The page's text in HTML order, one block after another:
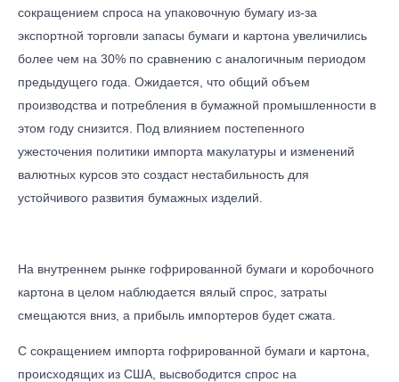
сокращением спроса на упаковочную бумагу из-за
экспортной торговли запасы бумаги и картона увеличились
более чем на 30% по сравнению с аналогичным периодом
предыдущего года. Ожидается, что общий объем
производства и потребления в бумажной промышленности в
этом году снизится. Под влиянием постепенного
ужесточения политики импорта макулатуры и изменений
валютных курсов это создаст нестабильность для
устойчивого развития бумажных изделий.
На внутреннем рынке гофрированной бумаги и коробочного
картона в целом наблюдается вялый спрос, затраты
смещаются вниз, а прибыль импортеров будет сжата.
С сокращением импорта гофрированной бумаги и картона,
происходящих из США, высвободится спрос на